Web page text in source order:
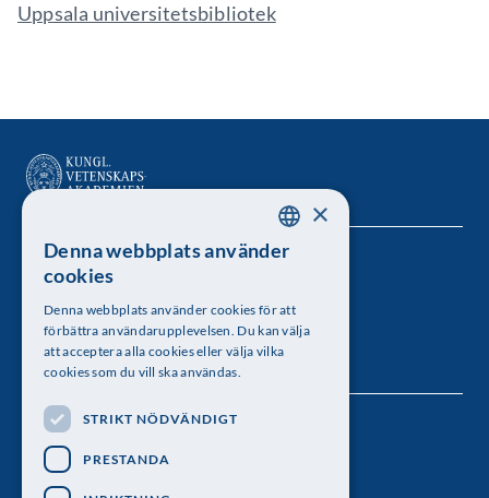
Uppsala universitetsbibliotek
Kungl. Vetenskapsakademien
Besöksadress: Lilla Frescativägen 4A
Telefon: 08-673 95 00
Följ oss
SWEDISH
×
Denna webbplats använder
cookies
Denna webbplats använder cookies för att
förbättra användarupplevelsen. Du kan välja
att acceptera alla cookies eller välja vilka
cookies som du vill ska användas.
STRIKT NÖDVÄNDIGT
PRESTANDA